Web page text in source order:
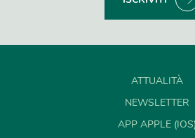
ATTUALITÀ
NEWSLETTER
APP APPLE (IOS)